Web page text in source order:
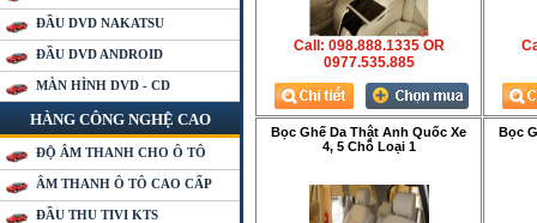
ĐẦU DVD NAKATSU
ĐẦU DVD ANDROID
MÀN HÌNH DVD - CD
HÀNG CÔNG NGHỆ CAO
ĐỘ ÂM THANH CHO Ô TÔ
ÂM THANH Ô TÔ CAO CẤP
ĐẦU THU TIVI KTS
Call: 098.888.1335 OR
0977.535.885
Bọc Ghế Da Thật Anh Quốc Xe
4, 5 Chỗ Loại 1
Bọc